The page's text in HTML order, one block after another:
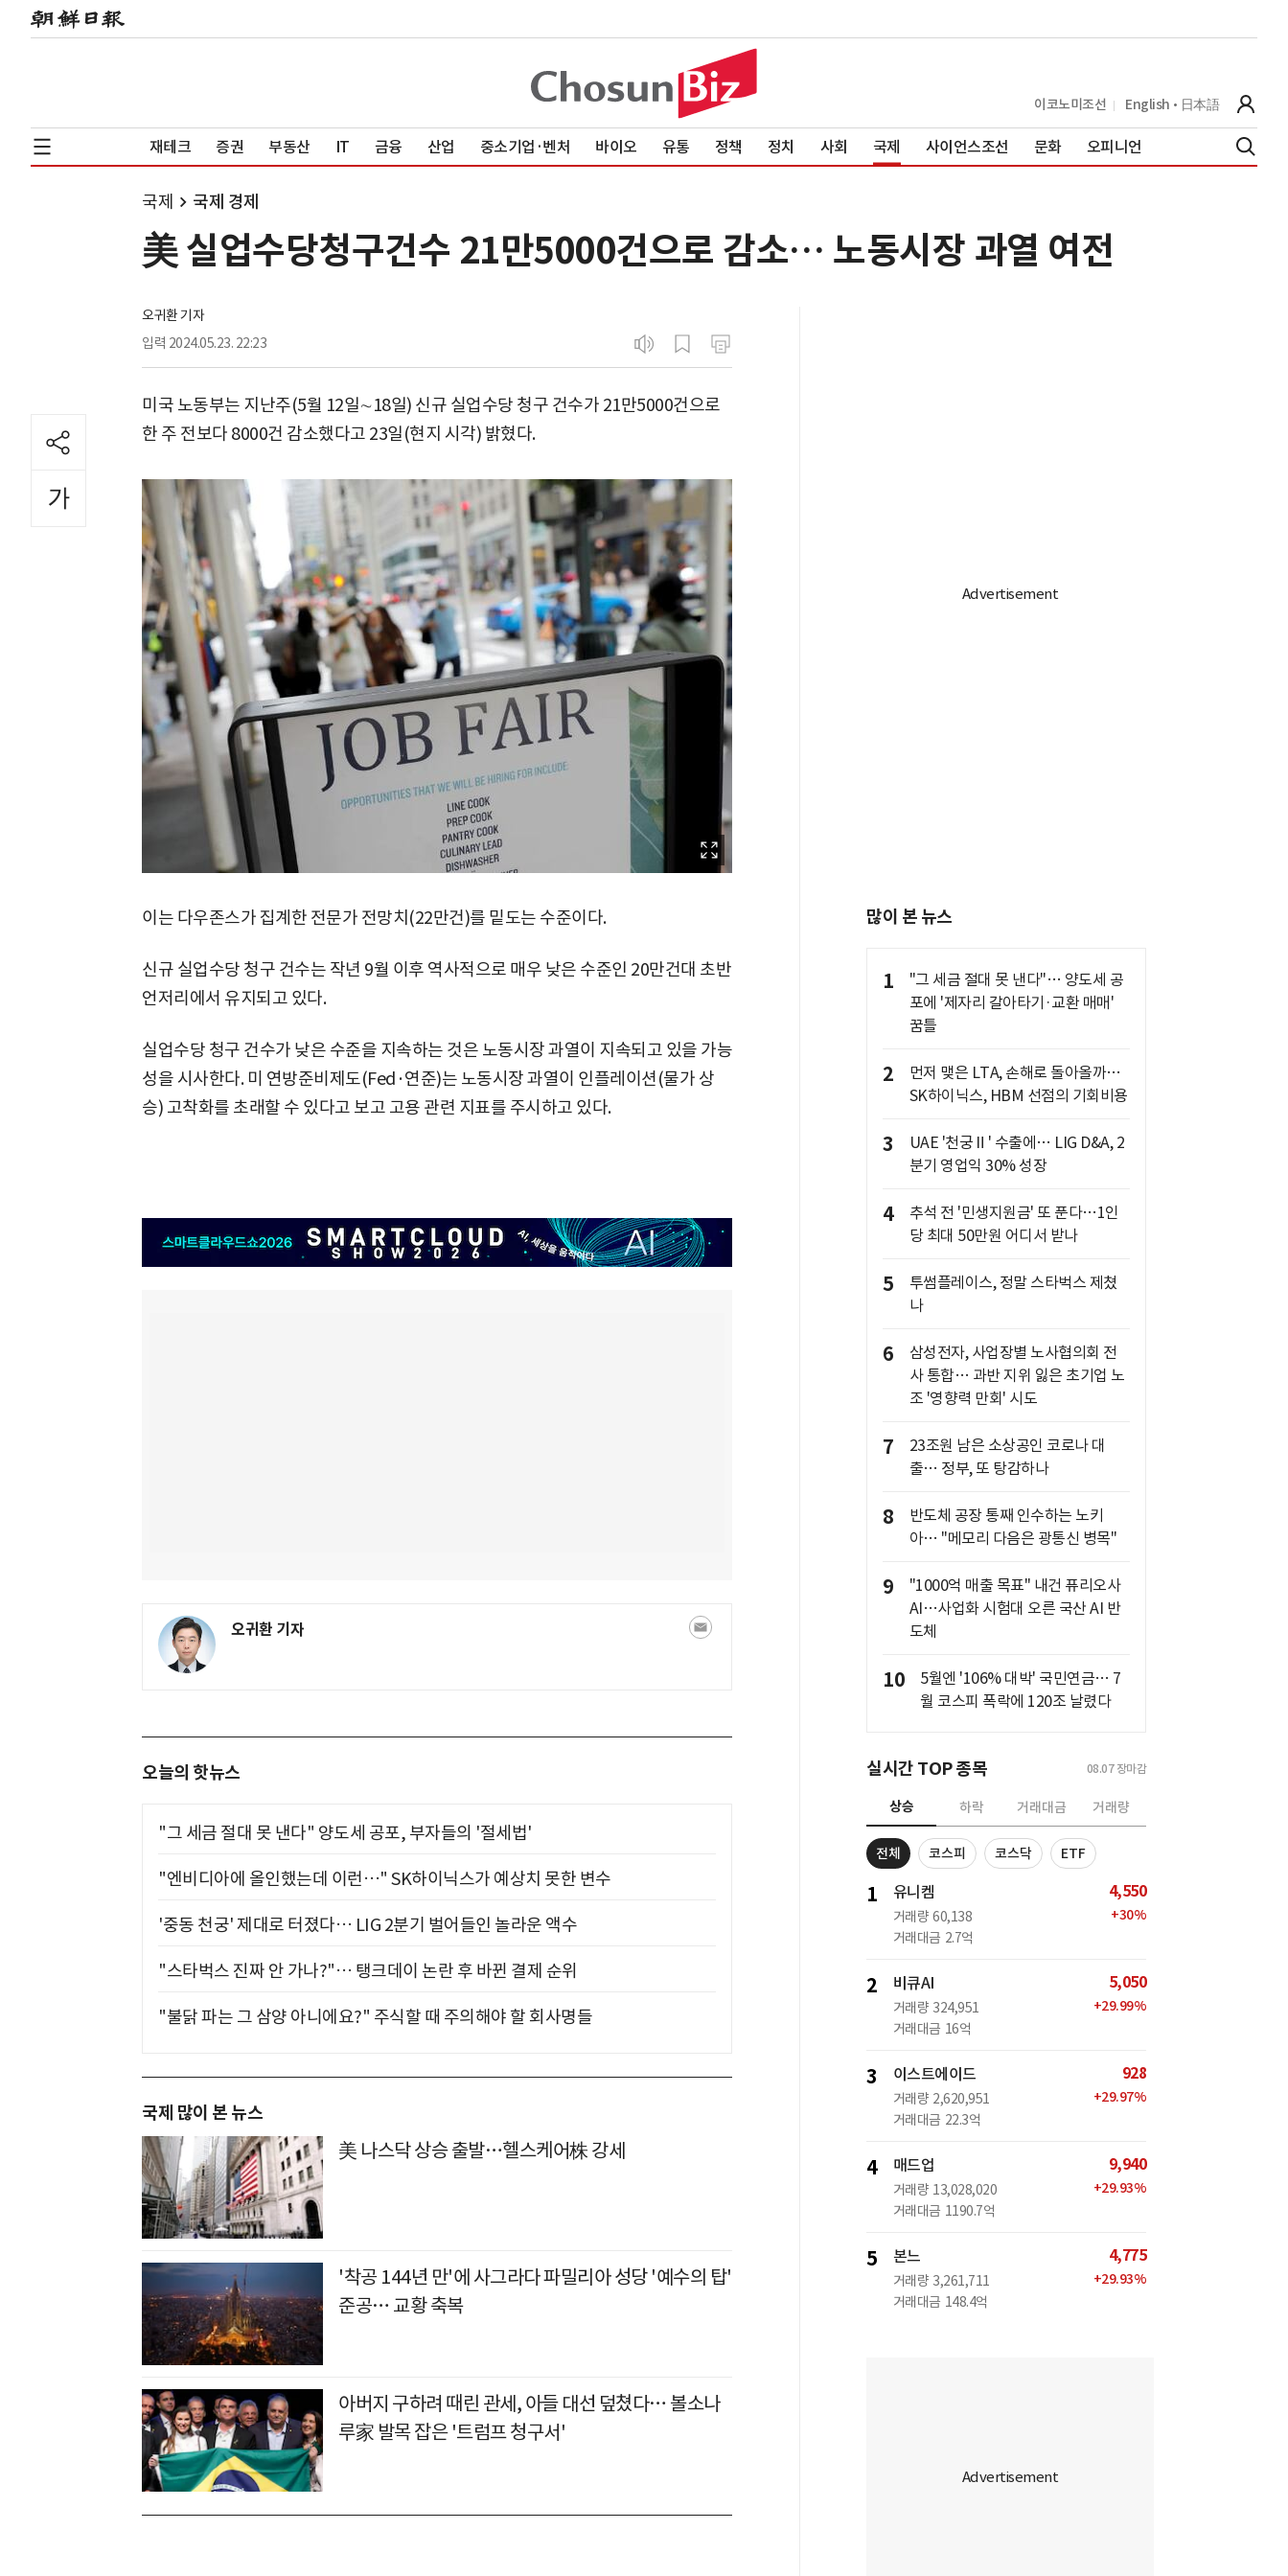
이코노미조선 English 日本語
재테크 증권 부동산 IT 금융 산업 중소기업·벤처 바이오 유통 정책 정치 사회 국제 사이언스조선 문화 오피니언
국제 국제 경제
美 실업수당청구건수 21만5000건으로 감소… 노동시장 과열 여전
오귀환 기자
입력 2024.05.23. 22:23
미국 노동부는 지난주(5월 12일∼18일) 신규 실업수당 청구 건수가 21만5000건으로
한 주 전보다 8000건 감소했다고 23일(현지 시각) 밝혔다.
이는 다우존스가 집계한 전문가 전망치(22만건)를 밑도는 수준이다.
신규 실업수당 청구 건수는 작년 9월 이후 역사적으로 매우 낮은 수준인 20만건대 초반
언저리에서 유지되고 있다.
실업수당 청구 건수가 낮은 수준을 지속하는 것은 노동시장 과열이 지속되고 있을 가능
성을 시사한다. 미 연방준비제도(Fed·연준)는 노동시장 과열이 인플레이션(물가 상
승) 고착화를 초래할 수 있다고 보고 고용 관련 지표를 주시하고 있다.
오귀환 기자
오늘의 핫뉴스
"그 세금 절대 못 낸다" 양도세 공포, 부자들의 '절세법'
"엔비디아에 올인했는데 이런…" SK하이닉스가 예상치 못한 변수
'중동 천궁' 제대로 터졌다… LIG 2분기 벌어들인 놀라운 액수
"스타벅스 진짜 안 가나?"… 탱크데이 논란 후 바뀐 결제 순위
"불닭 파는 그 삼양 아니에요?" 주식할 때 주의해야 할 회사명들
국제 많이 본 뉴스
美 나스닥 상승 출발…헬스케어株 강세
'착공 144년 만'에 사그라다 파밀리아 성당 '예수의 탑'
준공… 교황 축복
아버지 구하려 때린 관세, 아들 대선 덮쳤다… 볼소나
루家 발목 잡은 '트럼프 청구서'
많이 본 뉴스
1
"그 세금 절대 못 낸다"… 양도세 공
포에 '제자리 갈아타기·교환 매매'
꿈틀
2
먼저 맺은 LTA, 손해로 돌아올까…
SK하이닉스, HBM 선점의 기회비용
3
UAE '천궁Ⅱ' 수출에… LIG D&A, 2
분기 영업익 30% 성장
4
추석 전 '민생지원금' 또 푼다…1인
당 최대 50만원 어디서 받나
5
투썸플레이스, 정말 스타벅스 제쳤
나
6
삼성전자, 사업장별 노사협의회 전
사 통합… 과반 지위 잃은 초기업 노
조 '영향력 만회' 시도
7
23조원 남은 소상공인 코로나 대
출… 정부, 또 탕감하나
8
반도체 공장 통째 인수하는 노키
아… "메모리 다음은 광통신 병목"
9
"1000억 매출 목표" 내건 퓨리오사
AI…사업화 시험대 오른 국산 AI 반
도체
10
5월엔 '106% 대박' 국민연금… 7
월 코스피 폭락에 120조 날렸다
실시간 TOP 종목 08.07 장마감
상승 하락 거래대금 거래량
전체 코스피 코스닥 ETF
1 유니켐
거래량 60,138
거래대금 2.7억
4,550
+30%
2 비큐AI
거래량 324,951
거래대금 16억
5,050
+29.99%
3 이스트에이드
거래량 2,620,951
거래대금 22.3억
928
+29.97%
4 매드업
거래량 13,028,020
거래대금 1190.7억
9,940
+29.93%
5 본느
거래량 3,261,711
거래대금 148.4억
4,775
+29.93%